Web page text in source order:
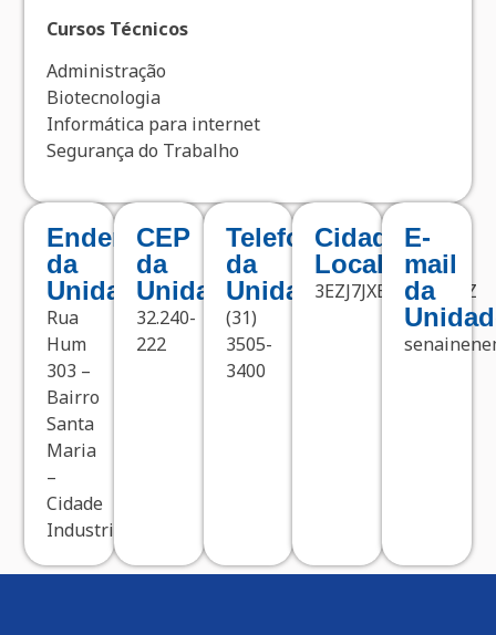
Cursos Técnicos
Administração
Biotecnologia
Informática para internet
Segurança do Trabalho
Endereço
da
Unidade
Rua
Hum
303 –
Bairro
Santa
Maria
–
Cidade
Industrial
CEP
da
Unidade
32.240-
222
Telefone
da
Unidade
(31)
3505-
3400
Cidade
Localizada
3EZJ7JXEFHVHAYQZ
E-
mail
da